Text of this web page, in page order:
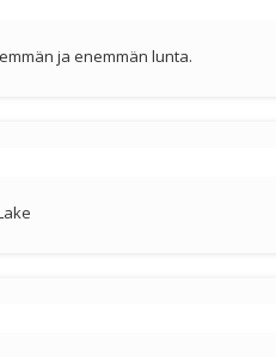
ja enemmän lunta.